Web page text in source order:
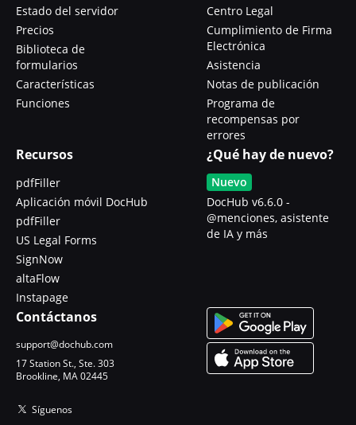
Estado del servidor
Precios
Biblioteca de
formularios
Características
Funciones
Centro Legal
Cumplimiento de Firma
Electrónica
Asistencia
Notas de publicación
Programa de
recompensas por
errores
Recursos
pdfFiller
Aplicación móvil DocHub
pdfFiller
US Legal Forms
SignNow
altaFlow
Instapage
¿Qué hay de nuevo?
Nuevo
DocHub v6.6.0 -
@menciones, asistente
de IA y más
Contáctanos
support@dochub.com
17 Station St., Ste. 303
Brookline, MA 02445
Síguenos